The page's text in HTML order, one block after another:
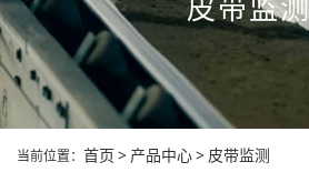
当前位置： 首页 > 产品中心> 皮带监测